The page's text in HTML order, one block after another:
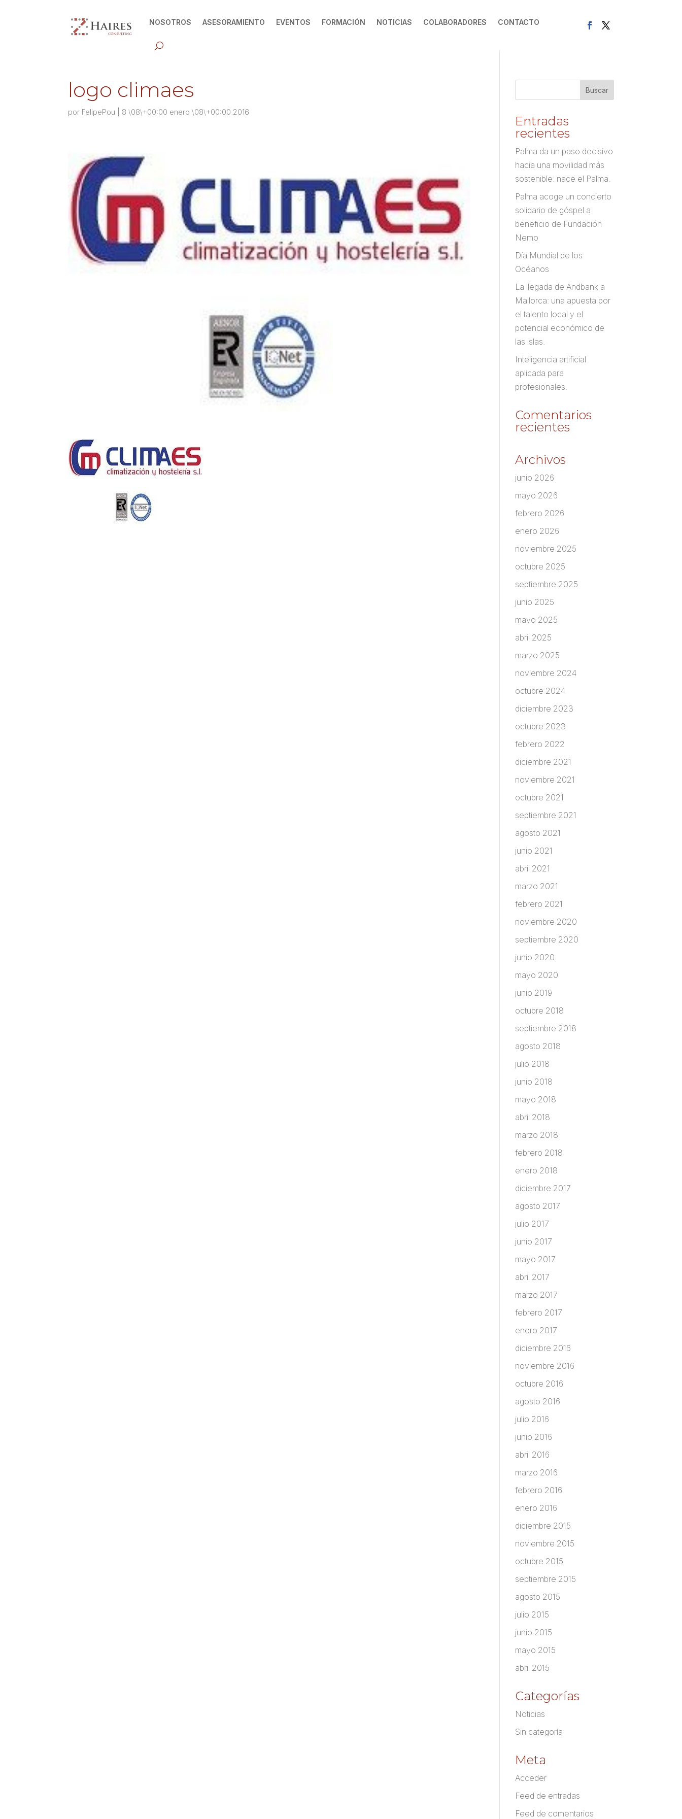
NOSOTROS ASESORAMIENTO EVENTOS FORMACIÓN NOTICIAS COLABORADORES CONTACTO
logo climaes
por FelipePou 8 \08\+00:00 enero \08\+00:00 2016
Entradas
recientes
Palma da un paso decisivo
hacia una movilidad más
sostenible: nace el Palma.
Palma acoge un concierto
solidario de góspel a
beneficio de Fundación
Nemo
Día Mundial de los
Océanos
La llegada de Andbank a
Mallorca: una apuesta por
el talento local y el
potencial económico de
las islas.
Inteligencia artificial
aplicada para
profesionales.
Comentarios
recientes
Archivos
junio 2026
mayo 2026
febrero 2026
enero 2026
noviembre 2025
octubre 2025
septiembre 2025
junio 2025
mayo 2025
abril 2025
marzo 2025
noviembre 2024
octubre 2024
diciembre 2023
octubre 2023
febrero 2022
diciembre 2021
noviembre 2021
octubre 2021
septiembre 2021
agosto 2021
junio 2021
abril 2021
marzo 2021
febrero 2021
noviembre 2020
septiembre 2020
junio 2020
mayo 2020
junio 2019
octubre 2018
septiembre 2018
agosto 2018
julio 2018
junio 2018
mayo 2018
abril 2018
marzo 2018
febrero 2018
enero 2018
diciembre 2017
agosto 2017
julio 2017
junio 2017
mayo 2017
abril 2017
marzo 2017
febrero 2017
enero 2017
diciembre 2016
noviembre 2016
octubre 2016
agosto 2016
julio 2016
junio 2016
abril 2016
marzo 2016
febrero 2016
enero 2016
diciembre 2015
noviembre 2015
octubre 2015
septiembre 2015
agosto 2015
julio 2015
junio 2015
mayo 2015
abril 2015
Categorías
Noticias
Sin categoría
Meta
Acceder
Feed de entradas
Feed de comentarios